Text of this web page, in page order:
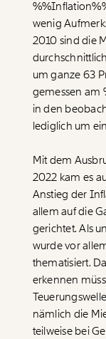
wenig
2010 sind die
um ganze 63
gemessen am
in den
lediglich um
Mit dem
2022 kam es
Anstieg der
allem auf die
gerichtet. Als
wurde vor
thematisiert.
erkennen
nämlich die
teilweise bei